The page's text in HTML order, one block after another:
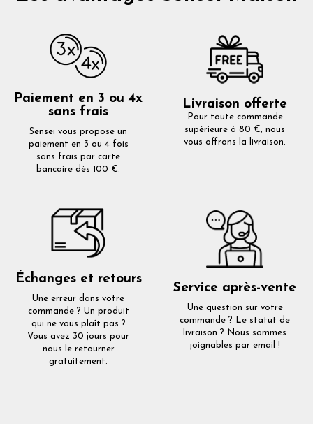
Paiement en 3 ou 4x
sans frais
Sensei vous propose un
paiement en 3 ou 4 fois
sans frais par carte
bancaire dès 100 €.
Livraison offerte
Pour toute commande
supérieure à 80 €, nous
vous offrons la livraison.
Échanges et retours
Une erreur dans votre
commande ? Un produit
qui ne vous plaît pas ?
Vous avez 30 jours pour
nous le retourner
gratuitement.
Service après-vente
Une question sur votre
commande ? Le statut de
livraison ? Nous sommes
joignables par email !